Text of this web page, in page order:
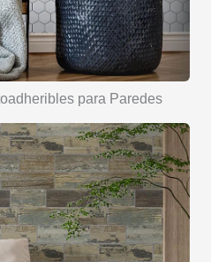
para Paredes